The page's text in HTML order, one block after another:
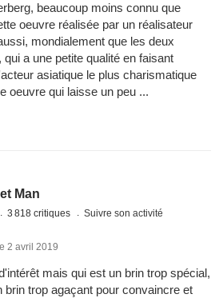
beaucoup moins connu que
oeuvre réalisée par un réalisateur
mondialement que les deux
a une petite qualité en faisant
asiatique le plus charismatique
oeuvre qui laisse un peu ...
Man
3 818 critiques Suivre son activité
2 avril 2019
mais qui est un brin trop spécial,
brin trop agaçant pour convaincre et